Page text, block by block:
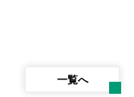
一覧へ